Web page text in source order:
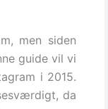
men siden
guide vil vi
i 2015.
da